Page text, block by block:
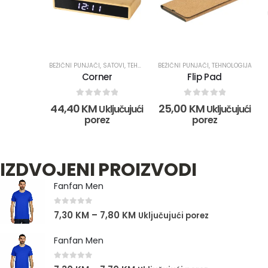
BEŽIČNI PUNJAČI, SATOVI, TEHNOLOGIJA
Corner
0
44,40KMUključujući
porez
BEŽIČNI PUNJAČI, TEHNOLOGIJA
Flip Pad
25,00 KMUključujući
porez
IZDVOJENI PROIZVODI
Fanfan Men
0out of 5
7,30 KM – 7,80 KM Uključujući porez
Fanfan Men
0out of 5